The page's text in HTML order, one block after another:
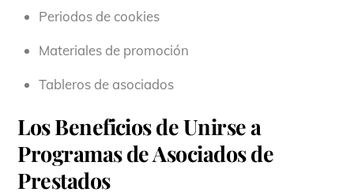
Periodos de cookies
Materiales de promoción
Tableros de asociados
Los Beneficios de Unirse a
Programas de Asociados de
Prestados